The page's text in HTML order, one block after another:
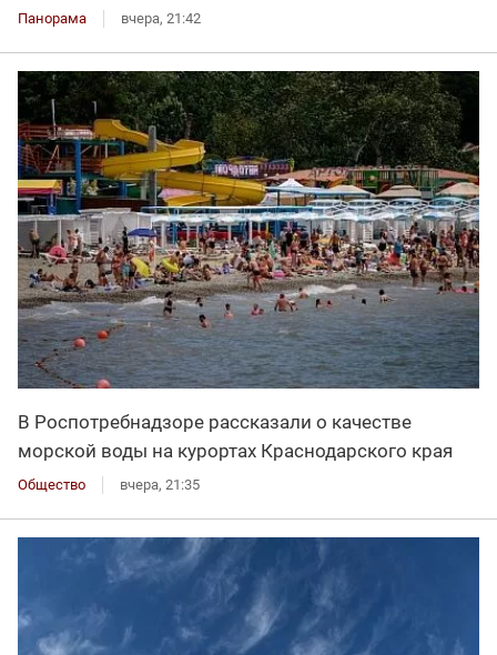
Панорама вчера, 21:42
В Роспотребнадзоре рассказали о качестве
морской воды на курортах Краснодарского края
Общество вчера, 21:35